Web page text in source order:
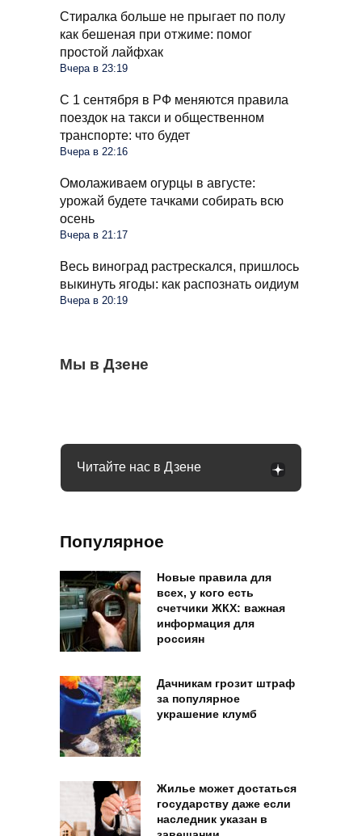
Стиралка больше не прыгает по полу
как бешеная при отжиме: помог
простой лайфхак
Вчера в 23:19
С 1 сентября в РФ меняются правила
поездок на такси и общественном
транспорте: что будет
Вчера в 22:16
Омолаживаем огурцы в августе:
урожай будете тачками собирать всю
осень
Вчера в 21:17
Весь виноград растрескался, пришлось
выкинуть ягоды: как распознать оидиум
Вчера в 20:19
Мы в Дзене
Семьи в России получат до 200 тысяч
рублей: как оформить вылпаты
С 1 сентября россиян будут сажать и
Сосед со скандалом требует убрать доски
Читайте нас в Дзене
Популярное
Новые правила для
всех, у кого есть
счетчики ЖКХ: важная
информация для
россиян
Дачникам грозит штраф
за популярное
украшение клумб
Жилье может достаться
государству даже если
наследник указан в